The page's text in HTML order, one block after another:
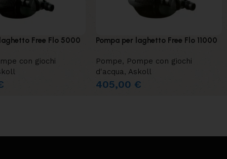
Free Flo 5000
con giochi
Pompa per laghetto Free Flo 11000
Pompe, Pompe con giochi
d'acqua, Askoll
405,00 €